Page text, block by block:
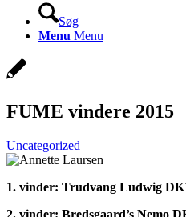
Søg
Menu Menu
FUME vindere 2015
Uncategorized
1. vinder: Trudvang Ludwig
2. vinder: Bredsgaard’s Nemo